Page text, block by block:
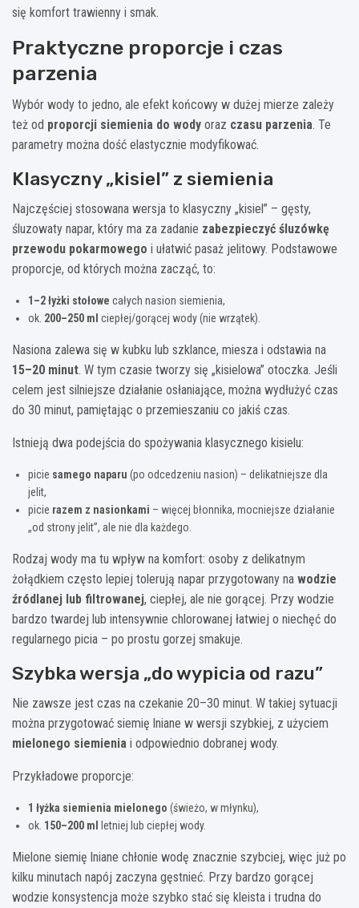
się komfort trawienny i smak.
Praktyczne proporcje i czas
parzenia
Wybór wody to jedno, ale efekt końcowy w dużej mierze zależy
też od proporcji siemienia do wody oraz czasu parzenia. Te
parametry można dość elastycznie modyfikować.
Klasyczny „kisiel” z siemienia
Najczęściej stosowana wersja to klasyczny „kisiel” – gęsty,
śluzowaty napar, który ma za zadanie zabezpieczyć śluzówkę
przewodu pokarmowego i ułatwić pasaż jelitowy. Podstawowe
proporcje, od których można zacząć, to:
1–2 łyżki stołowe całych nasion siemienia,
ok. 200–250 ml ciepłej/gorącej wody (nie wrzątek).
Nasiona zalewa się w kubku lub szklance, miesza i odstawia na
15–20 minut. W tym czasie tworzy się „kisielowa” otoczka. Jeśli
celem jest silniejsze działanie osłaniające, można wydłużyć czas
do 30 minut, pamiętając o przemieszaniu co jakiś czas.
Istnieją dwa podejścia do spożywania klasycznego kisielu:
picie samego naparu (po odcedzeniu nasion) – delikatniejsze dla
jelit,
picie razem z nasionkami – więcej błonnika, mocniejsze działanie
„od strony jelit”, ale nie dla każdego.
Rodzaj wody ma tu wpływ na komfort: osoby z delikatnym
żołądkiem często lepiej tolerują napar przygotowany na wodzie
źródlanej lub filtrowanej, ciepłej, ale nie gorącej. Przy wodzie
bardzo twardej lub intensywnie chlorowanej łatwiej o niechęć do
regularnego picia – po prostu gorzej smakuje.
Szybka wersja „do wypicia od razu”
Nie zawsze jest czas na czekanie 20–30 minut. W takiej sytuacji
można przygotować siemię lniane w wersji szybkiej, z użyciem
mielonego siemienia i odpowiednio dobranej wody.
Przykładowe proporcje:
1 łyżka siemienia mielonego (świeżo, w młynku),
ok. 150–200 ml letniej lub ciepłej wody.
Mielone siemię lniane chłonie wodę znacznie szybciej, więc już po
kilku minutach napój zaczyna gęstnieć. Przy bardzo gorącej
wodzie konsystencja może szybko stać się kleista i trudna do